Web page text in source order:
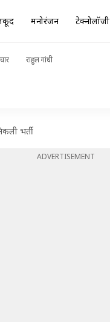
मनोरंजन टेक्नोलॉजी
राहुल गांधी
भर्ती
ADVERTISEMENT